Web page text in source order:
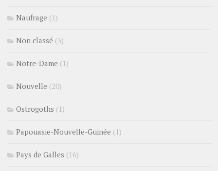
Naufrage (1)
Non classé (3)
Notre-Dame (1)
Nouvelle (20)
Ostrogoths (1)
Papouasie-Nouvelle-Guinée (1)
Pays de Galles (16)